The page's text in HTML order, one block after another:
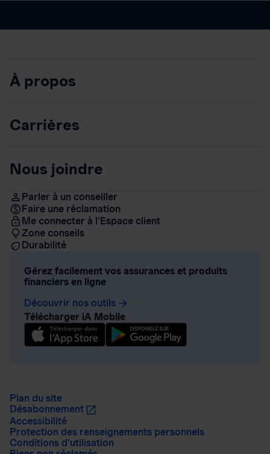
À propos
Carrières
Nous joindre
Parler à un conseiller
Faire une réclamation
Me connecter à l’Espace client
Zone conseils
Durabilité
Gérez facilement vos assurances et produits
financiers en ligne
Découvrir nos outils arrow_forward
Télécharger iA Mobile
Plan du site
Désabonnement
Accessibilité
Protection des renseignements personnels
Conditions d’utilisation